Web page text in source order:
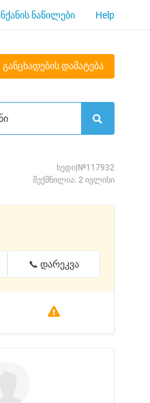
ნაწილები Help
განცხადების დამატება
ხედი|№117932
შექმნილია: 2 ივლისი
📞 დარეკვა